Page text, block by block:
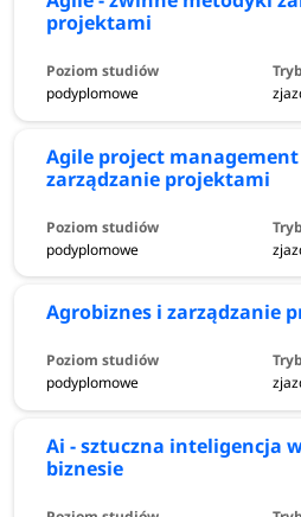
projektami
podyplomowe
Agile project
zarządzanie projektami
podyplomowe
Agrobiznes i zarządzanie
podyplomowe
Ai - sztuczna inteligencja
biznesie